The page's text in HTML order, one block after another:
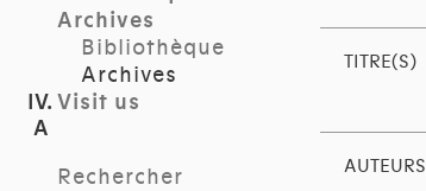
Archives
Bibliothèque
Archives
Visit us
Rechercher
TITRE(S)
AUTEURS